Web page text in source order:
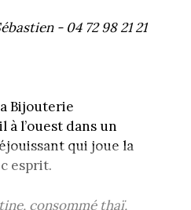
- 04 72 98 21 21
Bijouterie
à l’ouest dans un
qui joue la
esprit.
consommé thaï,